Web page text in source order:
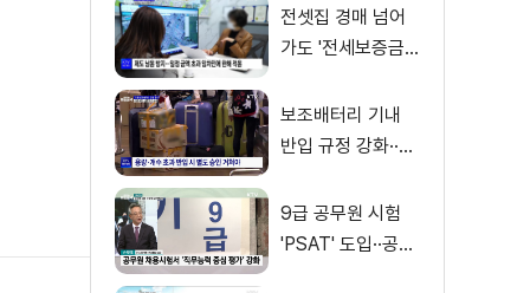
전셋집 경매 넘어
가도 '전세보증금'
보조배터리 기내
반입 규정 강화··
9급 공무원 시험
'PSAT' 도입··공정